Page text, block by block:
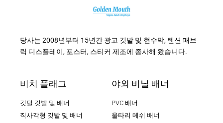
당사는 2008년부터 15년간 광고 깃발 및 현수막, 텐션 패브
릭 디스플레이, 포스터, 스티커 제조에 종사해 왔습니다.
비치 플래그
깃털 깃발 및 배너
직사각형 깃발 및 배너
야외 비닐 배너
PVC 배너
울타리 메쉬 배너